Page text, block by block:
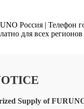
Россия | Телефон
для всех
Supply of